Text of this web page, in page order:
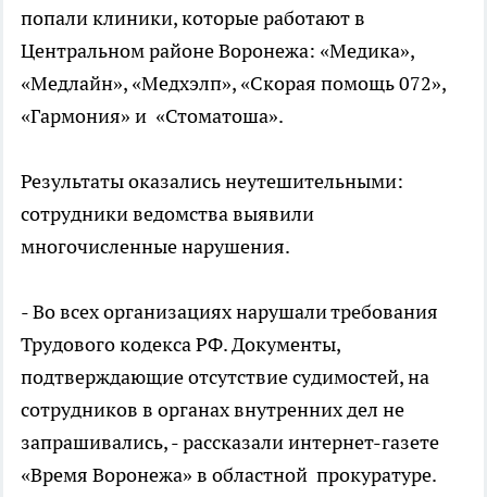
попали клиники, которые работают в
Центральном районе Воронежа: «Медика»,
«Медлайн», «Медхэлп», «Скорая помощь 072»,
«Гармония» и «Стоматоша».
Результаты оказались неутешительными:
сотрудники ведомства выявили
многочисленные нарушения.
- Во всех организациях нарушали требования
Трудового кодекса РФ. Документы,
подтверждающие отсутствие судимостей, на
сотрудников в органах внутренних дел не
запрашивались, - рассказали интернет-газете
«Время Воронежа» в областной прокуратуре.